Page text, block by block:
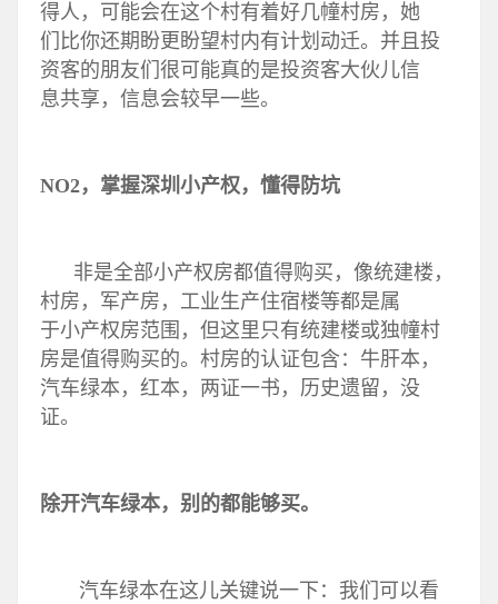
得人，可能会在这个村有着好几幢村房，她
们比你还期盼更盼望村内有计划动迁。并且投
资客的朋友们很可能真的是投资客大伙儿信
息共享，信息会较早一些。
NO2，掌握深圳小产权，懂得防坑
非是全部小产权房都值得购买，像统建楼，
村房，军产房，工业生产住宿楼等都是属
于小产权房范围，但这里只有统建楼或独幢村
房是值得购买的。村房的认证包含：牛肝本，
汽车绿本，红本，两证一书，历史遗留，没
证。
除开汽车绿本，别的都能够买。
汽车绿本在这儿关键说一下：我们可以看